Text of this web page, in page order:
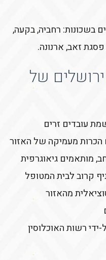
בשכונות: רחביה, בקעה,
זאב, ארנונה.
של
עובדים זרים
הכרות מעמיקה של האזור
מותאמים גיאוגרפית
קרוב לבית המטופל
מהאזור
ידי רשות האוכלוסין